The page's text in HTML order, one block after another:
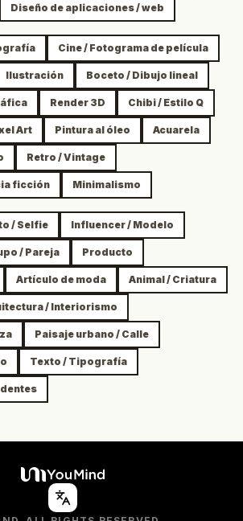
Diseño de aplicaciones / web
Cine / Fotograma de película
Ilustración Boceto / Dibujo lineal
Render 3D Chibi / Estilo Q
Art Pintura al óleo Acuarela
Retro / Vintage
ficción Minimalismo
/ Selfie Influencer / Modelo
/ Pareja Producto
Artículo de moda Animal / Criatura
/ Interiorismo
Paisaje urbano / Calle
Texto / Tipografía